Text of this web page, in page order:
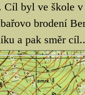
Cíl byl ve škole
brodení
a pak směr